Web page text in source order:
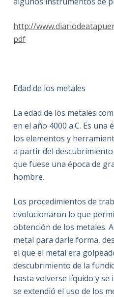
http://
pdf
Edad de los metales
La edad de los metales
en el año 4000 a.C. Es una
los elementos y
a partir del
que fuese una época de
hombre.
Los procedimientos de
evolucionaron lo que
obtención de los metales.
metal para darle forma,
el que el metal era
descubrimiento de la
hasta volverse líquido y
se extendió el uso de los